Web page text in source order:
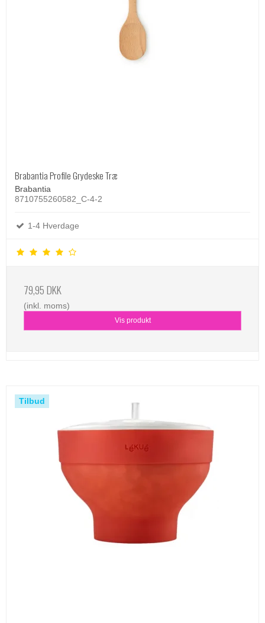
Brabantia Profile Grydeske Træ
Brabantia
8710755260582_C-4-2
1-4 Hverdage
79,95 DKK
(inkl. moms)
Vis produkt
Tilbud